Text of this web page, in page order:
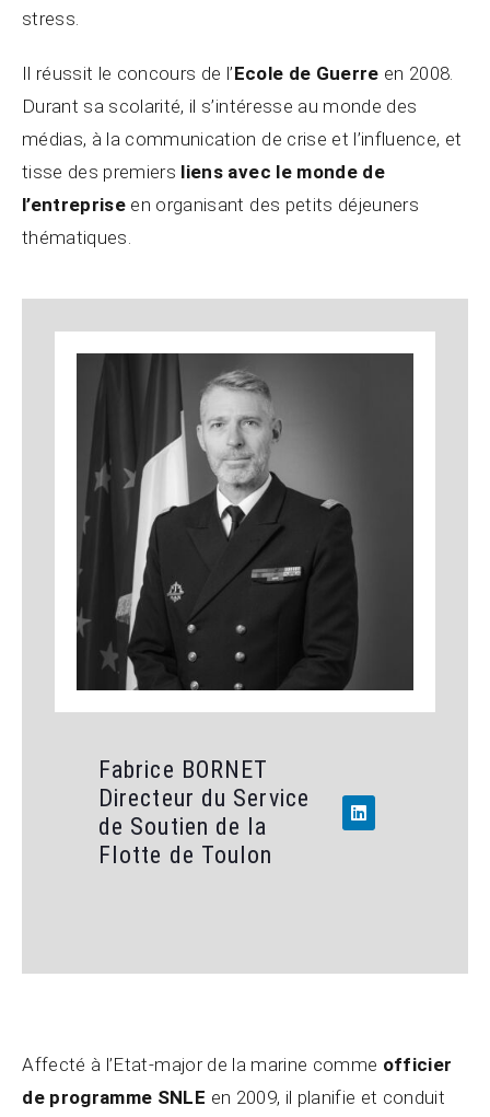
stress.
Il réussit le concours de l’Ecole de Guerre en 2008.
Durant sa scolarité, il s’intéresse au monde des
médias, à la communication de crise et l’influence, et
tisse des premiers liens avec le monde de
l’entreprise en organisant des petits déjeuners
thématiques.
Fabrice BORNET
Directeur du Service
de Soutien de la
Flotte de Toulon
Affecté à l’Etat-major de la marine comme officier
de programme SNLE en 2009, il planifie et conduit